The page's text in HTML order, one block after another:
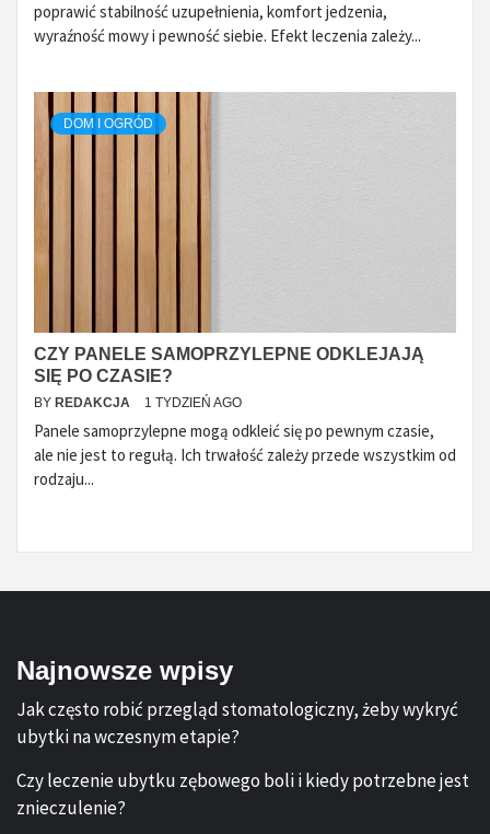
poprawić stabilność uzupełnienia, komfort jedzenia,
wyraźność mowy i pewność siebie. Efekt leczenia zależy...
DOM I OGRÓD
CZY PANELE SAMOPRZYLEPNE ODKLEJAJĄ
SIĘ PO CZASIE?
BY REDAKCJA 1 TYDZIEŃ AGO
Panele samoprzylepne mogą odkleić się po pewnym czasie,
ale nie jest to regułą. Ich trwałość zależy przede wszystkim od
rodzaju...
Najnowsze wpisy
Jak często robić przegląd stomatologiczny, żeby wykryć
ubytki na wczesnym etapie?
Czy leczenie ubytku zębowego boli i kiedy potrzebne jest
znieczulenie?